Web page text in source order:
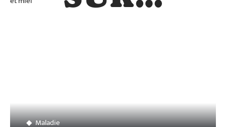
Maladie